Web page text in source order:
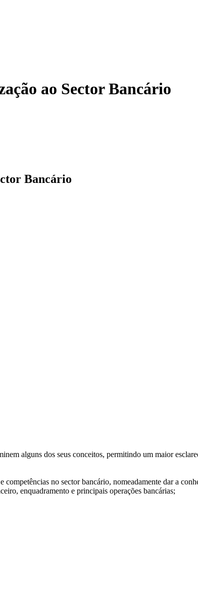
ao Sector Bancário
Bancário
alguns dos seus conceitos, permitindo um maior
no sector bancário, nomeadamente dar a
enquadramento e principais operações bancárias;